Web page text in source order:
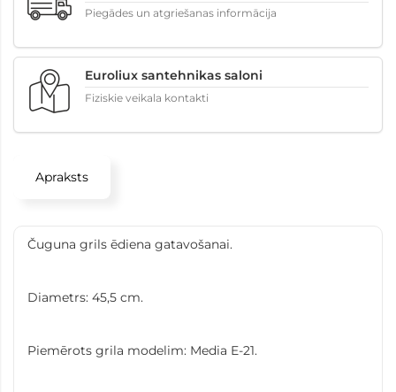
Piegādes un atgriešanas informācija
Euroliux santehnikas saloni
Fiziskie veikala kontakti
Apraksts
Čuguna grils ēdiena gatavošanai.
Diametrs: 45,5 cm.
Piemērots grila modelim: Media E-21.